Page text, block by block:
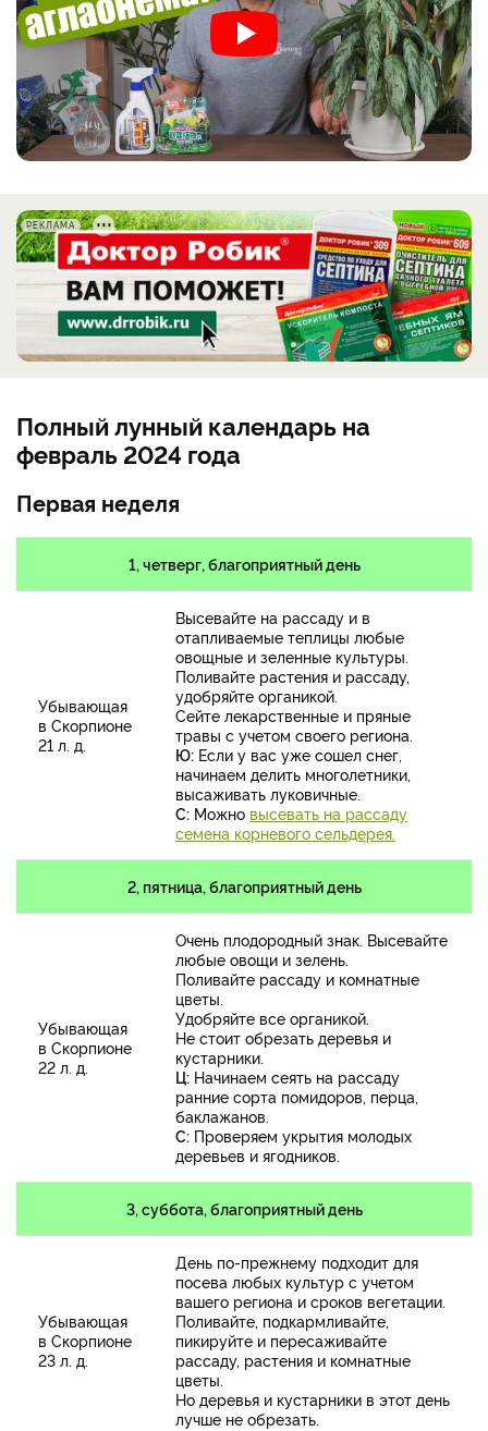
РЕКЛАМА
Полный лунный календарь на
февраль 2024 года
Первая неделя
1, четверг, благоприятный день
Убывающая
в Скорпионе
21 л. д.
Высевайте на рассаду и в
отапливаемые теплицы любые
овощные и зеленные культуры.
Поливайте растения и рассаду,
удобряйте органикой.
Сейте лекарственные и пряные
травы с учетом своего региона.
Ю: Если у вас уже сошел снег,
начинаем делить многолетники,
высаживать луковичные.
С: Можно высевать на рассаду
семена корневого сельдерея.
2, пятница, благоприятный день
Убывающая
в Скорпионе
22 л. д.
Очень плодородный знак. Высевайте
любые овощи и зелень.
Поливайте рассаду и комнатные
цветы.
Удобряйте все органикой.
Не стоит обрезать деревья и
кустарники.
Ц: Начинаем сеять на рассаду
ранние сорта помидоров, перца,
баклажанов.
С: Проверяем укрытия молодых
деревьев и ягодников.
3, суббота, благоприятный день
Убывающая
в Скорпионе
23 л. д.
День по-прежнему подходит для
посева любых культур с учетом
вашего региона и сроков вегетации.
Поливайте, подкармливайте,
пикируйте и пересаживайте
рассаду, растения и комнатные
цветы.
Но деревья и кустарники в этот день
лучше не обрезать.